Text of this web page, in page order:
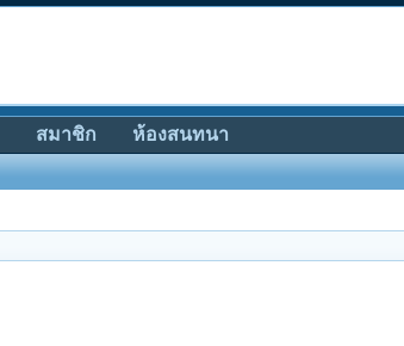
สมาชิก ห้องสนทนา